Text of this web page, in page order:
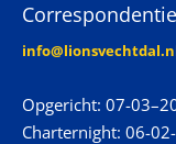
Opgericht: 07-
Charternight: 06-